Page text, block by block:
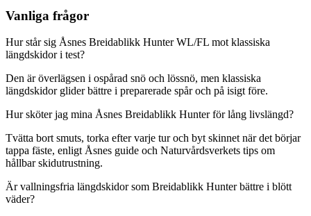
Vanliga frågor
Hur står sig Åsnes Breidablikk Hunter WL/FL mot klassiska
längdskidor i test?
Den är överlägsen i ospårad snö och lössnö, men klassiska
längdskidor glider bättre i preparerade spår och på isigt före.
Hur sköter jag mina Åsnes Breidablikk Hunter för lång livslängd?
Tvätta bort smuts, torka efter varje tur och byt skinnet när det börjar
tappa fäste, enligt Åsnes guide och Naturvårdsverkets tips om
hållbar skidutrustning.
Är vallningsfria längdskidor som Breidablikk Hunter bättre i blött
väder?